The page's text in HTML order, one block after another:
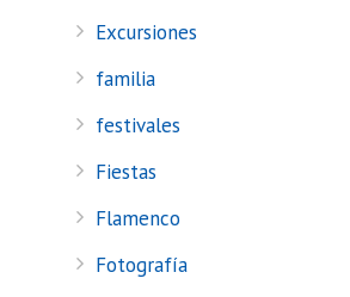
Excursiones
familia
festivales
Fiestas
Flamenco
Fotografía